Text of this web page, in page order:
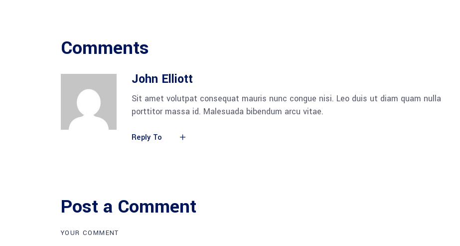
Comments
John Elliott
Sit amet volutpat consequat mauris nunc congue nisi. Leo duis ut diam quam nulla
porttitor massa id. Malesuada bibendum arcu vitae.
Reply To
Post a Comment